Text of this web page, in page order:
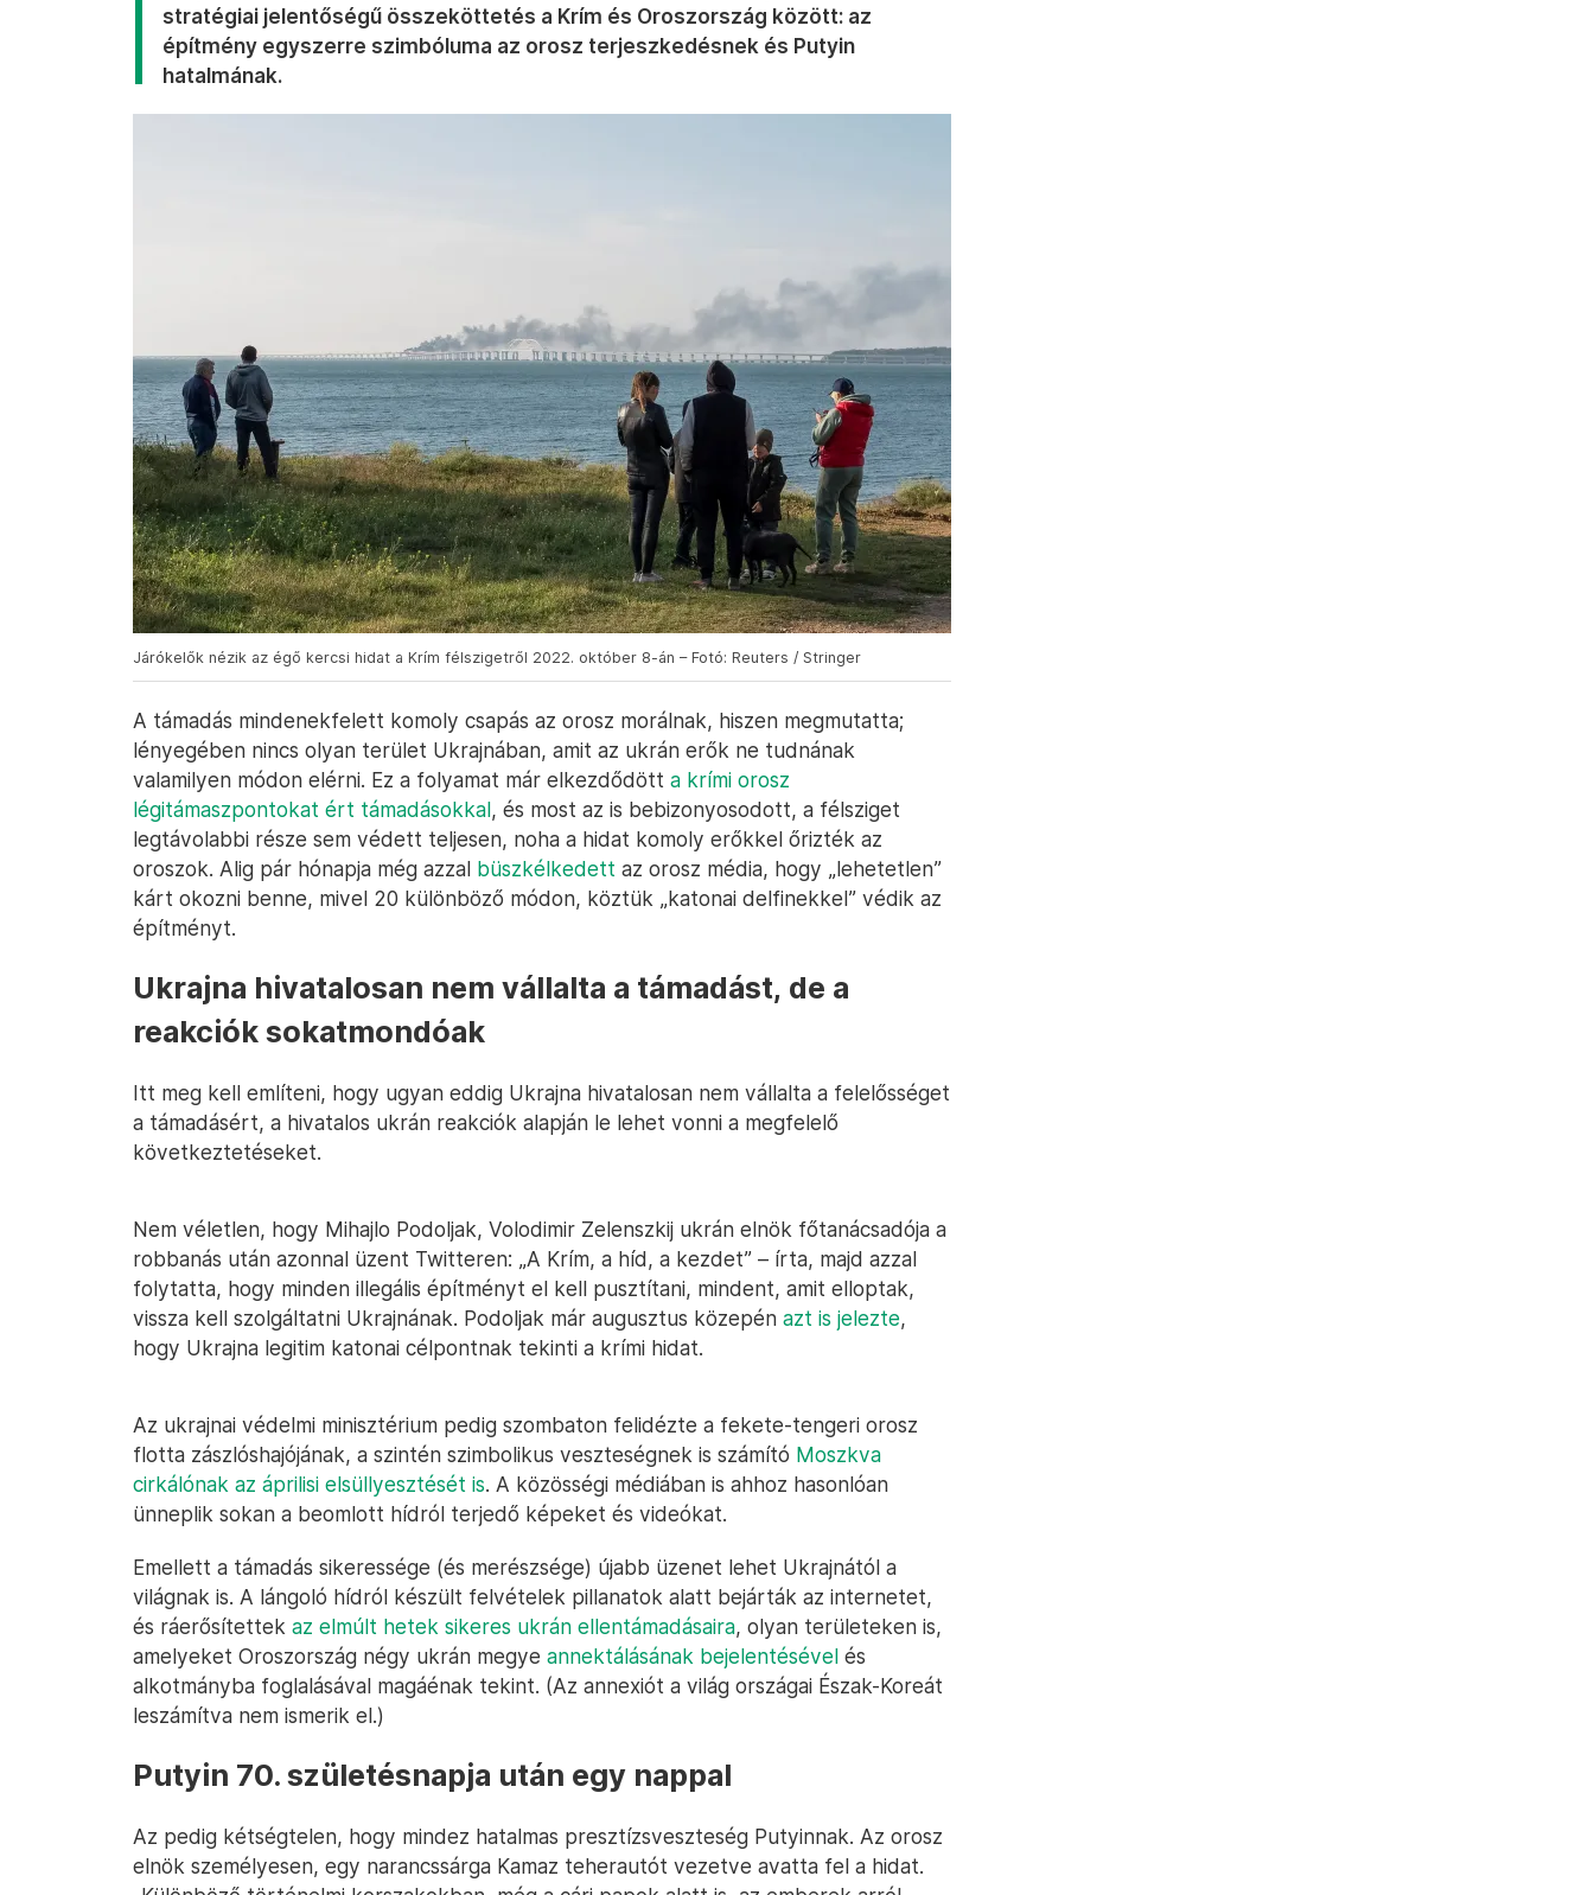
stratégiai jelentőségű összeköttetés a Krím és Oroszország között: az
építmény egyszerre szimbóluma az orosz terjeszkedésnek és Putyin
hatalmának.
Járókelők nézik az égő kercsi hidat a Krím félszigetről 2022. október 8-án – Fotó: Reuters / Stringer
A támadás mindenekfelett komoly csapás az orosz morálnak, hiszen megmutatta;
lényegében nincs olyan terület Ukrajnában, amit az ukrán erők ne tudnának
valamilyen módon elérni. Ez a folyamat már elkezdődött a krími orosz
légitámaszpontokat ért támadásokkal, és most az is bebizonyosodott, a félsziget
legtávolabbi része sem védett teljesen, noha a hidat komoly erőkkel őrizték az
oroszok. Alig pár hónapja még azzal büszkélkedett az orosz média, hogy „lehetetlen”
kárt okozni benne, mivel 20 különböző módon, köztük „katonai delfinekkel” védik az
építményt.
Ukrajna hivatalosan nem vállalta a támadást, de a
reakciók sokatmondóak
Itt meg kell említeni, hogy ugyan eddig Ukrajna hivatalosan nem vállalta a felelősséget
a támadásért, a hivatalos ukrán reakciók alapján le lehet vonni a megfelelő
következtetéseket.
Nem véletlen, hogy Mihajlo Podoljak, Volodimir Zelenszkij ukrán elnök főtanácsadója a
robbanás után azonnal üzent Twitteren: „A Krím, a híd, a kezdet” – írta, majd azzal
folytatta, hogy minden illegális építményt el kell pusztítani, mindent, amit elloptak,
vissza kell szolgáltatni Ukrajnának. Podoljak már augusztus közepén azt is jelezte,
hogy Ukrajna legitim katonai célpontnak tekinti a krími hidat.
Az ukrajnai védelmi minisztérium pedig szombaton felidézte a fekete-tengeri orosz
flotta zászlóshajójának, a szintén szimbolikus veszteségnek is számító Moszkva
cirkálónak az áprilisi elsüllyesztését is. A közösségi médiában is ahhoz hasonlóan
ünneplik sokan a beomlott hídról terjedő képeket és videókat.
Emellett a támadás sikeressége (és merészsége) újabb üzenet lehet Ukrajnától a
világnak is. A lángoló hídról készült felvételek pillanatok alatt bejárták az internetet,
és ráerősítettek az elmúlt hetek sikeres ukrán ellentámadásaira, olyan területeken is,
amelyeket Oroszország négy ukrán megye annektálásának bejelentésével és
alkotmányba foglalásával magáénak tekint. (Az annexiót a világ országai Észak-Koreát
leszámítva nem ismerik el.)
Putyin 70. születésnapja után egy nappal
Az pedig kétségtelen, hogy mindez hatalmas presztízsveszteség Putyinnak. Az orosz
elnök személyesen, egy narancssárga Kamaz teherautót vezetve avatta fel a hidat.